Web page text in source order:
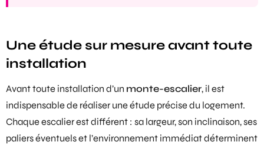
Une étude sur mesure avant toute
installation
Avant toute installation d’un monte-escalier, il est
indispensable de réaliser une étude précise du logement.
Chaque escalier est différent : sa largeur, son inclinaison, ses
paliers éventuels et l’environnement immédiat déterminent